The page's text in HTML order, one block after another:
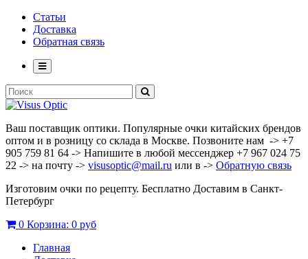
Статьи
Доставка
Обратная связь
Ваш поставщик оптики. Популярные очки китайских брендов
оптом и в розницу со склада в Москве. Позвоните нам -> +7
905 759 81 64 -> Напишите в любой мессенджер +7 967 024 75
22 -> на почту -> visusoptic@mail.ru или в -> Обратную связь
Изготовим очки по рецепту. Бесплатно Доставим в Санкт-
Петербург
0 Корзина: 0 руб
Главная